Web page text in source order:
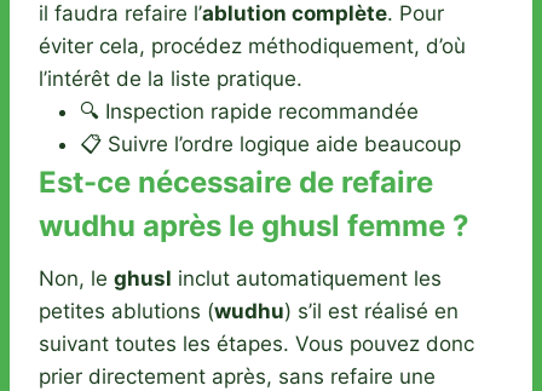
il faudra refaire l’ablution complète. Pour
éviter cela, procédez méthodiquement, d’où
l’intérêt de la liste pratique.
🔍 Inspection rapide recommandée
📋 Suivre l’ordre logique aide beaucoup
Est-ce nécessaire de refaire
wudhu après le ghusl femme ?
Non, le ghusl inclut automatiquement les
petites ablutions (wudhu) s’il est réalisé en
suivant toutes les étapes. Vous pouvez donc
prier directement après, sans refaire une